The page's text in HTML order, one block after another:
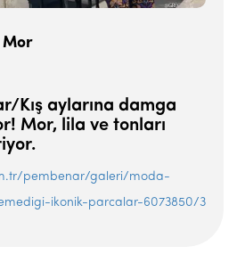
Mor
Kış aylarına damga
Mor, lila ve tonları
pembenar/galeri/moda-
ikonik-parcalar-6073850/3